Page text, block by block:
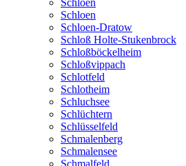
Schloen
Schloen-Dratow
Schloß Holte-Stukenbrock
Schloßböckelheim
Schloßvippach
Schlotfeld
Schlotheim
Schluchsee
Schlüchtern
Schlüsselfeld
Schmalenberg
Schmalensee
Schmalfeld